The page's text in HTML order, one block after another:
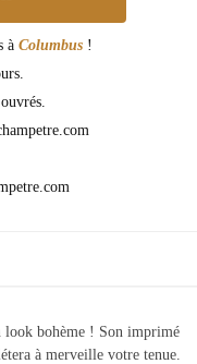
à Columbus !
look bohème ! Son imprimé
à merveille votre tenue.